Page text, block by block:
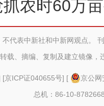
农时60万
代表中新社和中新网观点。
载、摘编、复制及建立镜像，
[京ICP证040655号] [
京公
总机：86-10-